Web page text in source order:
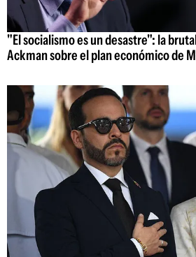
"El socialismo es un desastre": la
Ackman sobre el plan económico de